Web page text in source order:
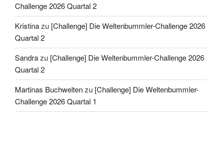
Challenge 2026 Quartal 2
Kristinazu [Challenge] Die Weltenbummler-Challenge 2026
Quartal 2
Sandrazu [Challenge] Die Weltenbummler-Challenge 2026
Quartal 2
Martinas Buchweltenzu [Challenge] Die Weltenbummler-
Challenge 2026 Quartal 1